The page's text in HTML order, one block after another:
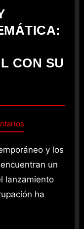
CON SU
un
lanzamiento
ha